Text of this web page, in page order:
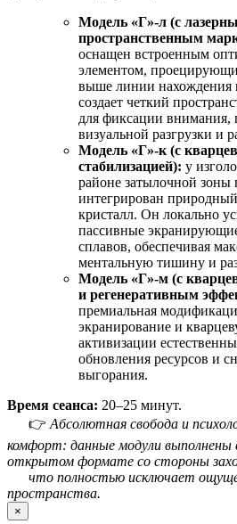
Модель «Г»-л (с
пространственным
оснащен встроенным
элементом,
выше линии нахождения
создает четкий
для фиксации внимания,
визуальной разгрузки и
Модель «Г»-к (с
стабилизацией): у
районе затылочной зоны
интегрирован
кристалл. Он локально
пассивные
сплавов, обеспечивая
ментальную тишину и
Модель «Г»-м (с
и регенеративным
премиальная
экранирование и
активизации
обновления ресурсов и
выгорания.
Время сеанса: 20–25 минут.
👉 Абсолютная свобода и
комфорт: данные модули выполнены
открытом формате со стороны
что полностью исключает
пространства.
×